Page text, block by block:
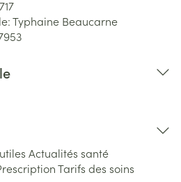
Typhaine Beaucarne
Actualités santé
Tarifs des soins